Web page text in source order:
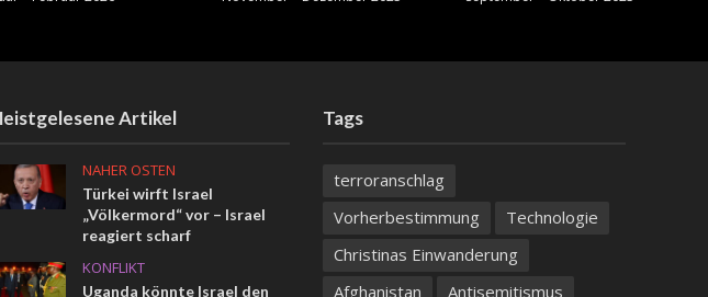
Artikel
NAHER OSTEN
Türkei wirft Israel
„Völkermord“ vor – Israel
reagiert scharf
KONFLIKT
Uganda könnte Israel den
Tags
terroranschlag
Vorherbestimmung
Technologie
Christinas Einwanderung
Afghanistan
Antisemitismus